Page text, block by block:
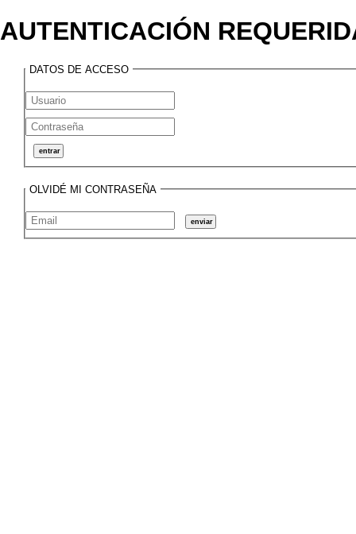
AUTENTICACIÓN
DATOS DE ACCESO
OLVIDÉ MI CONTRASEÑA